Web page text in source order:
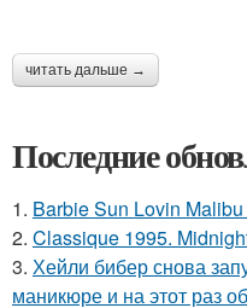
читать дальше →
Последние
1. Barbie Sun Lovin Malibu
2. Classique 1995.
3. Хейли бибер снова
маникюре и на этот раз